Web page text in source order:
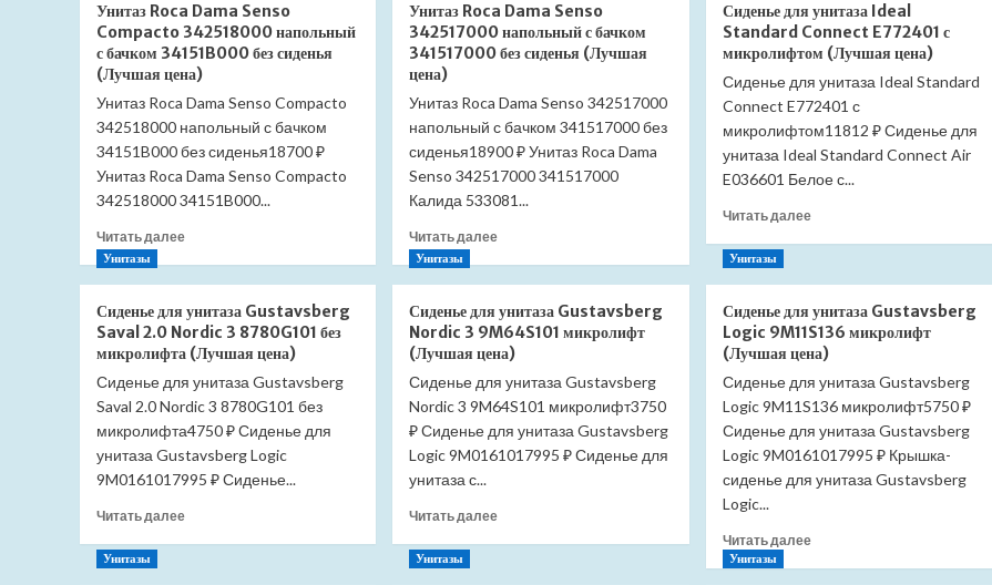
для
унитаза
Jacob
Delafon
Brive
E4359G-
00
(Лучшая
для
унитаза
Jacob
Brive
E4357G-
00
(Лучшая
для
унитаза
Jacob
Delafon
Aleo
E33127-
0
цена)
Унитаз Roca Dama Senso
Compacto 342518000 напольный
с бачком 34151B000 без сиденья
(Лучшая цена)
Унитаз Roca Dama Senso Compacto
342518000 напольный с бачком
34151B000 без сиденья18700 ₽
Унитаз Roca Dama Senso Compacto
342518000 34151B000...
Читать далееПрочитать
Roca
Dama
Senso
Compacto
342518000
напольный
бачком
34151B000
(Лучшая
Унитаз Roca Dama Senso
342517000 напольный с бачком
341517000 без сиденья (Лучшая
цена)
Унитаз Roca Dama Senso 342517000
напольный с бачком 341517000 без
сиденья18900 ₽ Унитаз Roca Dama
Senso 342517000 341517000
Калида 533081...
Читать далееПрочитать
Roca
Dama
Senso
342517000
напольный
бачком
341517000
цена)
Сиденье для унитаза Ideal
Standard Connect E772401 с
микролифтом (Лучшая цена)
Сиденье для унитаза Ideal Standard
Connect E772401 с
микролифтом11812 ₽ Сиденье для
унитаза Ideal Standard Connect Air
E036601 Белое с...
Читать далееПрочитать
унитаза
Ideal
Standard
Connect
E772401
микролифтом
(Лучшая
цена)
Унитазы
Сиденье для унитаза Gustavsberg
Saval 2.0 Nordic 3 8780G101 без
микролифта (Лучшая цена)
Сиденье для унитаза Gustavsberg
Saval 2.0 Nordic 3 8780G101 без
микролифта4750 ₽ Сиденье для
унитаза Gustavsberg Logic
9M0161017995 ₽ Сиденье...
Читать далееПрочитать
Унитазы
Сиденье для унитаза Gustavsberg
Nordic 3 9M64S101 микролифт
(Лучшая цена)
Сиденье для унитаза Gustavsberg
Nordic 3 9M64S101 микролифт3750
₽ Сиденье для унитаза Gustavsberg
Logic 9M0161017995 ₽ Сиденье для
унитаза с...
Читать далееПрочитать
Унитазы
Сиденье для унитаза Gustavsberg
Logic 9M11S136 микролифт
(Лучшая цена)
Сиденье для унитаза Gustavsberg
Logic 9M11S136 микролифт5750 ₽
Сиденье для унитаза Gustavsberg
Logic 9M0161017995 ₽ Крышка-
сиденье для унитаза Gustavsberg
Logic...
Читать далееПрочитать
Унитазы Унитазы Унитазы